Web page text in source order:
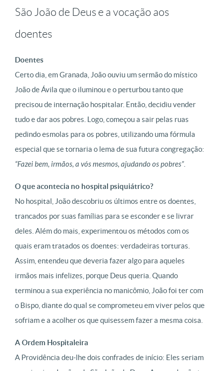
São João de Deus e a vocação aos
doentes
Doentes
Certo dia, em Granada, João ouviu um sermão do místico
João de Ávila que o iluminou e o perturbou tanto que
precisou de internação hospitalar. Então, decidiu vender
tudo e dar aos pobres. Logo, começou a sair pelas ruas
pedindo esmolas para os pobres, utilizando uma fórmula
especial que se tornaria o lema de sua futura congregação:
“Fazei bem, irmãos, a vós mesmos, ajudando os pobres”.
O que acontecia no hospital psiquiátrico?
No hospital, João descobriu os últimos entre os doentes,
trancados por suas famílias para se esconder e se livrar
deles. Além do mais, experimentou os métodos com os
quais eram tratados os doentes: verdadeiras torturas.
Assim, entendeu que deveria fazer algo para aqueles
irmãos mais infelizes, porque Deus queria. Quando
terminou a sua experiência no manicômio, João foi ter com
o Bispo, diante do qual se comprometeu em viver pelos que
sofriam e a acolher os que quisessem fazer a mesma coisa.
A Ordem Hospitaleira
A Providência deu-lhe dois confrades de início: Eles seriam